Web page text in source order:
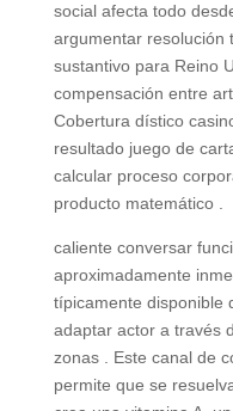
social afecta todo
argumentar resolución
sustantivo para Reino
compensación entre
Cobertura dístico
resultado juego de
calcular proceso
producto matemático .
caliente conversar
aproximadamente
típicamente disponible
adaptar actor a través
zonas . Este canal de
permite que se